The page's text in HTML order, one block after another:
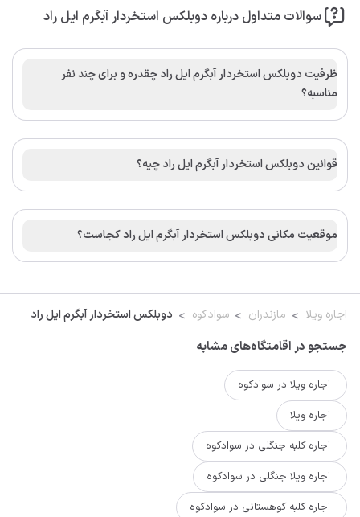
سوالات متداول درباره دوبلکس استخردار آبگرم ایل راد
ظرفیت دوبلکس استخردار آبگرم ایل راد چقدره و برای چند نفر
مناسبه؟
قوانین دوبلکس استخردار آبگرم ایل راد چیه؟
موقعیت مکانی دوبلکس استخردار آبگرم ایل راد کجاست؟
اجاره ویلا مازندران سوادکوه دوبلکس استخردار آبگرم ایل راد
جستجو در اقامتگاه‌های مشابه
اجاره ویلا در سوادکوه
اجاره ویلا
اجاره کلبه جنگلی در سوادکوه
اجاره ویلا جنگلی در سوادکوه
اجاره کلبه کوهستانی در سوادکوه